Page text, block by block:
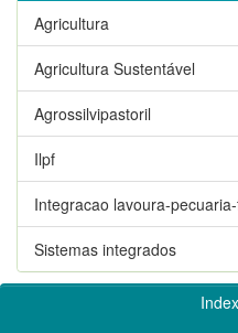
Agricultura
Agricultura Sustentável
Agrossilvipastoril
Ilpf
Integracao lavoura-
Sistemas integrados